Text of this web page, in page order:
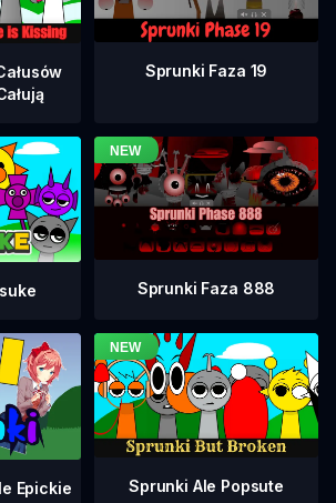
Sprunki Faza 19
Sprunki Faza 888
Epickie Sprunki Ale Popsute